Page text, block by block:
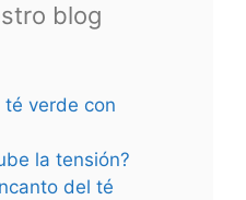
blog
té verde con
la tensión?
del té